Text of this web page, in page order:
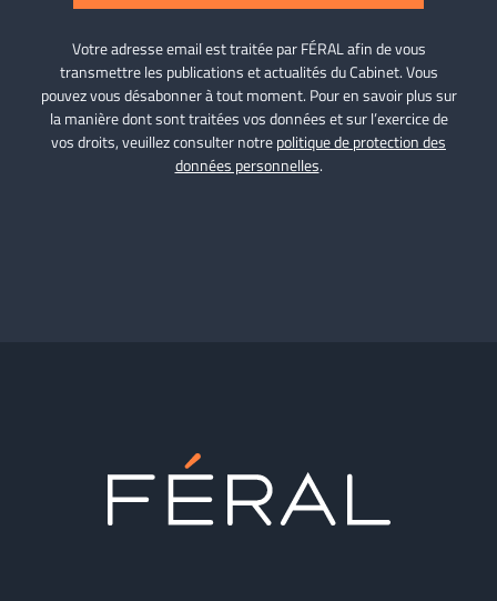
Votre adresse email est traitée par FÉRAL afin de vous
transmettre les publications et actualités du Cabinet. Vous
pouvez vous désabonner à tout moment. Pour en savoir plus sur
la manière dont sont traitées vos données et sur l’exercice de
vos droits, veuillez consulter notrepolitique de protection des
données personnelles.